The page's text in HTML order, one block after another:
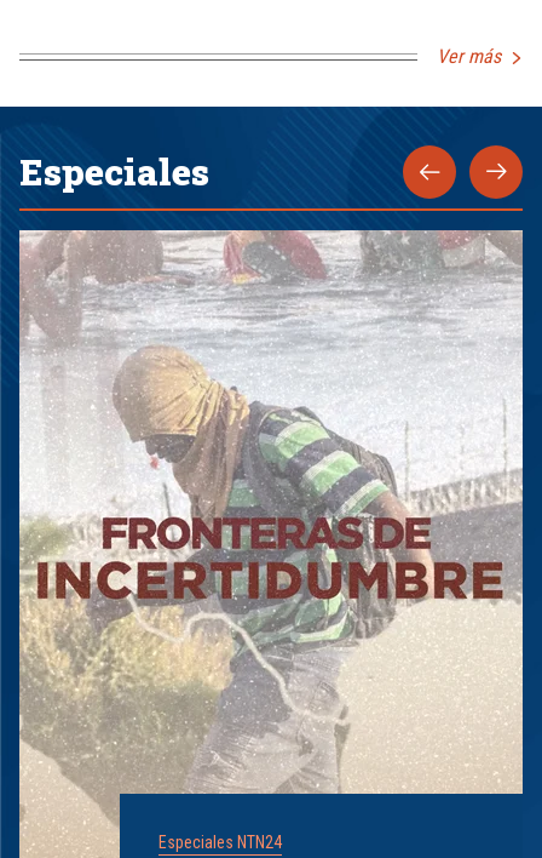
Ver más
Especiales
Especiales NTN24